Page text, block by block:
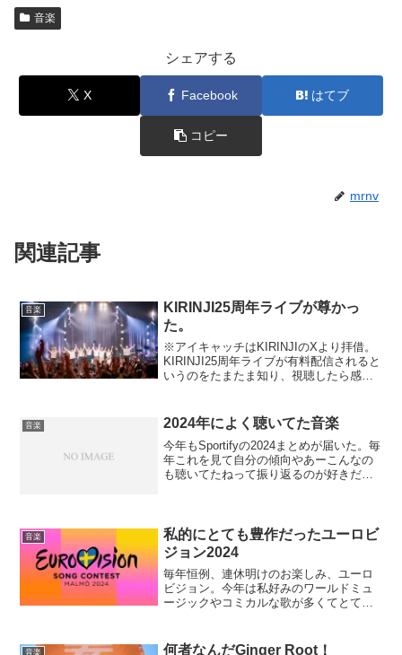
音楽
シェアする
X Facebook はてブ
コピー
mrnv
関連記事
音楽
KIRINJI25周年ライブが尊かっ
た。
※アイキャッチはKIRINJIのXより拝借。
KIRINJI25周年ライブが有料配信されると
いうのをたまたま知り、視聴したら感想
定が重なって結局行けずじまいだった
が、バン...
音楽 2024年によく聴いてた音楽
今年もSportifyの2024まとめが届いた。毎
年これを見て自分の傾向やあーこんなの
も聴いてたねって振り返るのが好きだ。
去年も...
音楽
私的にとても豊作だったユーロビ
ジョン2024
毎年恒例、連休明けのお楽しみ、ユーロ
ビジョン。今年は私好みのワールドミュ
ージックやコミカルな歌が多くてとても
見てしまった。あといつもよりセクシー
音楽 何者なんだGinger Root！